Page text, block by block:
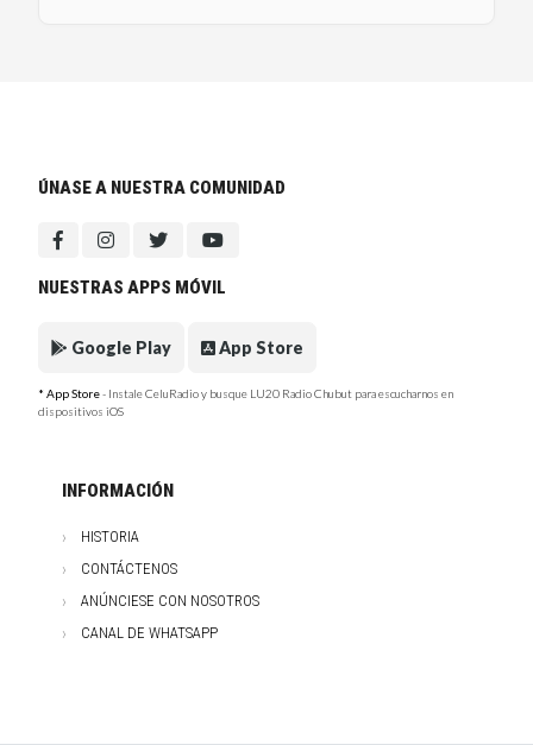
ÚNASE A NUESTRA COMUNIDAD
NUESTRAS APPS MÓVIL
Google Play App Store
* App Store- Instale CeluRadio y busque LU20 Radio Chubut para escucharnos en
dispositivos iOS
INFORMACIÓN
HISTORIA
CONTÁCTENOS
ANÚNCIESE CON NOSOTROS
CANAL DE WHATSAPP